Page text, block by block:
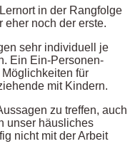
in der Rangfolge
noch der erste.
sehr individuell je
Ein Ein-Personen-
für
mit Kindern.
zu treffen, auch
unser häusliches
nicht mit der Arbeit